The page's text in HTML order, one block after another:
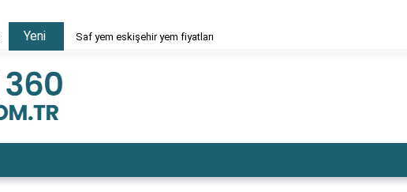
Yeni Saf yem eskişehir yem fiyatları